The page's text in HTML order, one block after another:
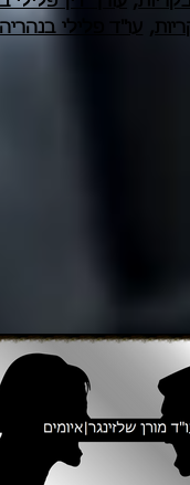
, עו"ד פלילי בנהריה